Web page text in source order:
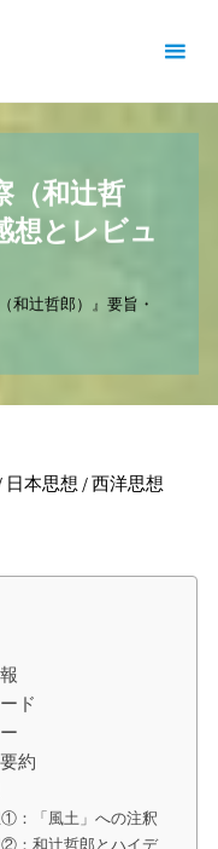
（和辻哲
想とレビュ
和辻哲郎）』要旨・
日本思想 /西洋思想
ド
約
：「風土」への注釈
：和辻哲郎とハイデ